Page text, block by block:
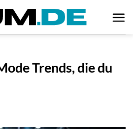
Trends, die du